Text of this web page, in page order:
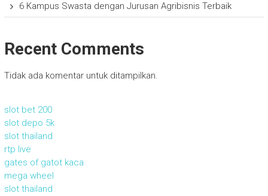
6 Kampus Swasta dengan Jurusan Agribisnis Terbaik
Recent Comments
Tidak ada komentar untuk ditampilkan.
slot bet 200
slot depo 5k
slot thailand
rtp live
gates of gatot kaca
mega wheel
slot thailand